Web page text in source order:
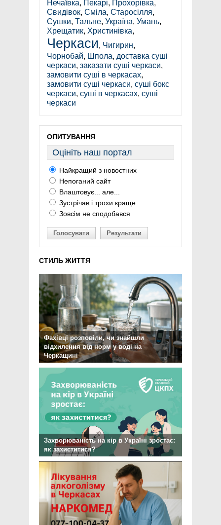
Нечаївка, Пекарі, Прохорівка,
Свидівок, Сміла, Старосілля,
Сушки, Тальне, Україна, Умань,
Хрещатик, Христинівка,
Черкаси, Чигирин,
Чорнобай, Шпола, доставка суші
черкаси, заказати суші черкаси,
замовити суші в черкасах,
замовити суші черкаси, суші бокс
черкаси, суші в черкасах, суші
черкаси
ОПИТУВАННЯ
Оцініть наш портал
Найкращий з новостних
Непоганий сайт
Влаштовує... але...
Зустрічав і трохи краще
Зовсім не сподобався
Голосувати Результати
СТИЛЬ ЖИТТЯ
Фахівці розповіли, чи знайшли
відхилення від норм у воді на
Черкащині
Захворюваність на кір в Україні зростає:
як захиститися?